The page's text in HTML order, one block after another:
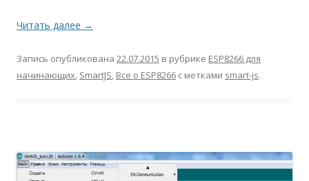
Читать далее →
Запись опубликована 22.07.2015 в рубрике ESP8266 для
начинающих, SmartJS, Все о ESP8266 с метками smart-js.